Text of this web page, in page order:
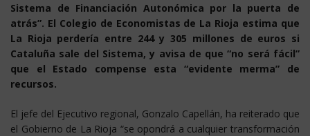
Sistema de Financiación Autonómica por la puerta de
atrás”. El Colegio de Economistas de La Rioja estima que
La Rioja perdería entre 244 y 305 millones de euros si
Cataluña sale del Sistema, y avisa de que “no será fácil”
que el Estado compense esta “evidente merma” de
recursos.
El jefe del Ejecutivo regional, Gonzalo Capellán, ha reiterado que
el Gobierno de La Rioja “se opondrá a cualquier transformación